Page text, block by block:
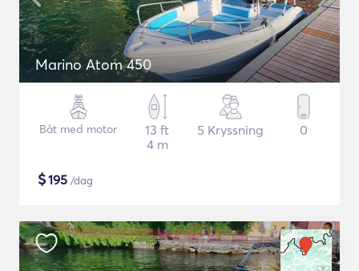
Marino Atom 450
Båt med motor
13 ft
4 m
5 Kryssning 0
$195 /dag